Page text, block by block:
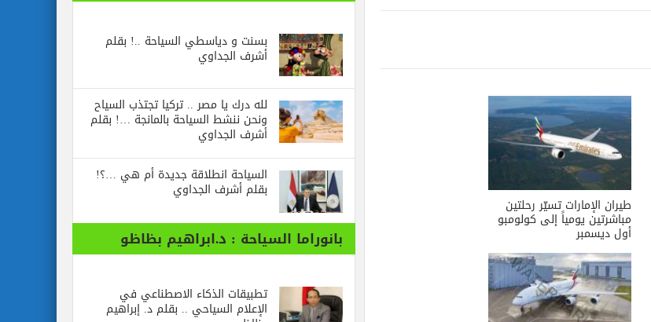
طيران الإمارات تسيّر رحلتين
مباشرتين يومياً إلى كولومبو
أول ديسمبر
بسنت و دياسطي السياحة ..! بقلم
أشرف الجداوي
لله درك يا مصر .. تركيا تجتذب السياح
ونحن ننشط السياحة بالمانجة …! بقلم
أشرف الجداوي
السياحة انطلاقة جديدة أم هي …؟!
بقلم أشرف الجداوي
بانوراما السياحة : د.ابراهيم بظاظو
تطبيقات الذكاء الاصطناعي في
الإعلام السياحي .. بقلم د. إبراهيم